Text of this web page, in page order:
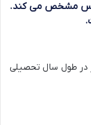
درس مشخص می کند.
طول سال تحصیلی